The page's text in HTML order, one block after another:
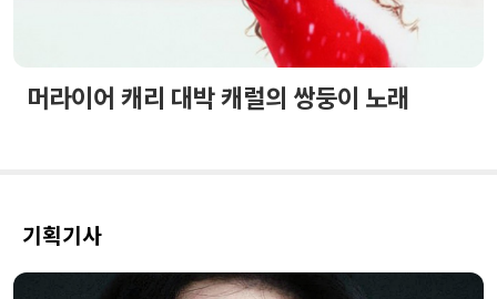
머라이어 캐리 대박 캐럴의 쌍둥이 노래
기획기사